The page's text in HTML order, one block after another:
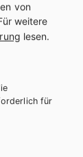
von
weitere
lesen.
für